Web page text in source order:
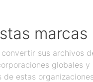
marcas
sus archivos
globales
estas